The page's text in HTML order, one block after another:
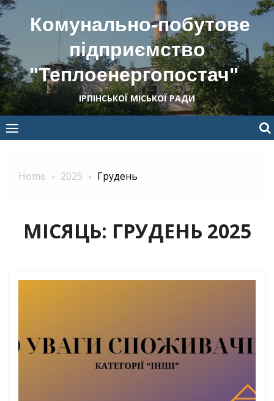
Skip
content
Комунально-побутове
підприємство
"Теплоенергопостач"
ІРПІНСЬКОЇ МІСЬКОЇ РАДИ
Home 2025 Грудень
МІСЯЦЬ: ГРУДЕНЬ 2025